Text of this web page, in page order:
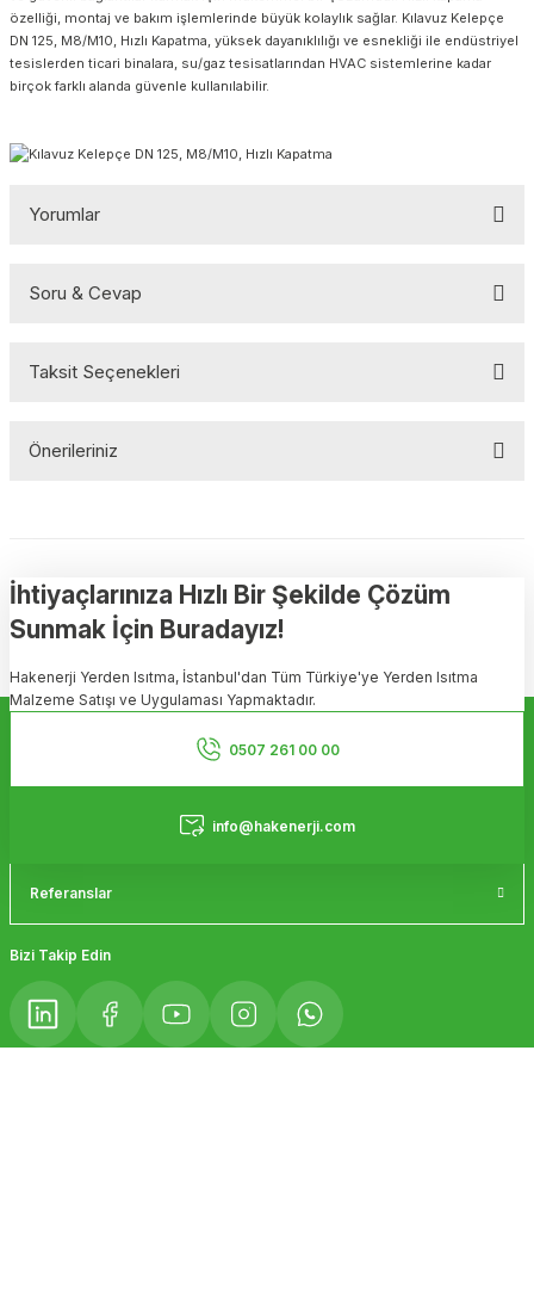
özelliği, montaj ve bakım işlemlerinde büyük kolaylık sağlar. Kılavuz Kelepçe
DN 125, M8/M10, Hızlı Kapatma, yüksek dayanıklılığı ve esnekliği ile endüstriyel
tesislerden ticari binalara, su/gaz tesisatlarından HVAC sistemlerine kadar
birçok farklı alanda güvenle kullanılabilir.
Yorumlar
Soru & Cevap
Taksit Seçenekleri
Önerileriniz
Görüş ve önerileriniz için teşekkür ederiz.
Ürün resmi kalitesiz, bozuk veya görüntülenemiyor.
Ürün açıklamasında eksik bilgiler bulunuyor.
Ürün bilgilerinde hatalar bulunuyor.
Ürün fiyatı diğer sitelerden daha pahalı.
Bu ürüne benzer farklı alternatifler olmalı.
İhtiyaçlarınıza Hızlı Bir Şekilde Çözüm
Sunmak İçin Buradayız!
Hakenerji Yerden Isıtma, İstanbul'dan Tüm Türkiye'ye Yerden Isıtma
Malzeme Satışı ve Uygulaması Yapmaktadır.
0507 261 00 00
info@hakenerji.com
Referanslar
Bizi Takip Edin